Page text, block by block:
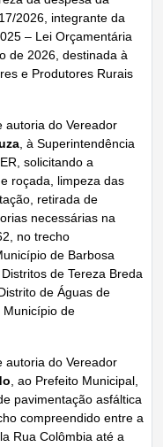
2026, integrante da
– Lei Orçamentária
de 2026, destinada à
e Produtores Rurais
autoria do Vereador
, à Superintendência
solicitando a
roçada, limpeza das
retirada de
necessárias na
no trecho
de Barbosa
de Tereza Breda
de Águas de
de
autoria do Vereador
, ao Prefeito Municipal,
pavimentação asfáltica
compreendido entre a
Rua Colômbia até a